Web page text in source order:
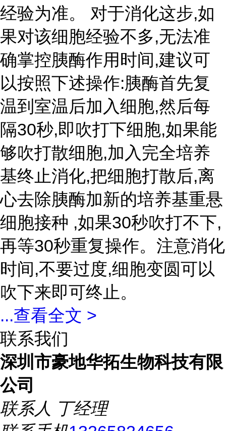
经验为准。 对于消化这步,如
果对该细胞经验不多,无法准
确掌控胰酶作用时间,建议可
以按照下述操作:胰酶首先复
温到室温后加入细胞,然后每
隔30秒,即吹打下细胞,如果能
够吹打散细胞,加入完全培养
基终止消化,把细胞打散后,离
心去除胰酶加新的培养基重悬
细胞接种 ,如果30秒吹打不下,
再等30秒重复操作。注意消化
时间,不要过度,细胞变圆可以
吹下来即可终止。
...查看全文 >
联系我们
深圳市豪地华拓生物科技有限
公司
联系人 丁经理